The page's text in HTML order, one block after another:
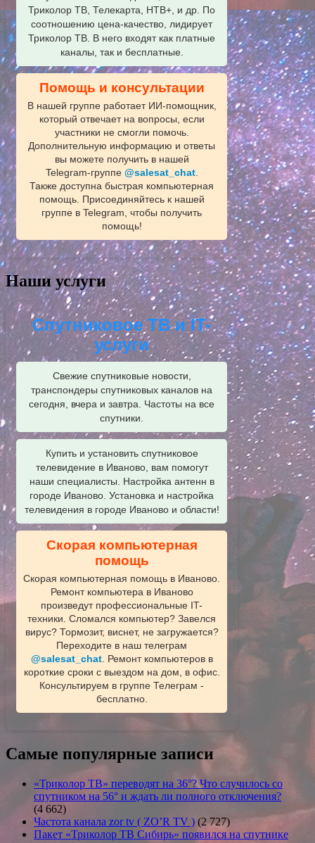
Триколор ТВ, Телекарта, НТВ+, и др. По
соотношению цена-качество, лидирует
Триколор ТВ. В него входят как платные
каналы, так и бесплатные.
Помощь и консультации
В нашей группе работает ИИ‑помощник,
который отвечает на вопросы, если
участники не смогли помочь.
Дополнительную информацию и ответы
вы можете получить в нашей
Telegram‑группе @salesat_chat.
Также доступна быстрая компьютерная
помощь. Присоединяйтесь к нашей
группе в Telegram, чтобы получить
помощь!
Наши услуги
Спутниковое ТВ и IT-
услуги
Свежие спутниковые новости,
транспондеры спутниковых каналов на
сегодня, вчера и завтра. Частоты на все
спутники.
Купить и установить спутниковое
телевидение в Иваново, вам помогут
наши специалисты. Настройка антенн в
городе Иваново. Установка и настройка
телевидения в городе Иваново и области!
Скорая компьютерная
помощь
Скорая компьютерная помощь в Иваново.
Ремонт компьютера в Иваново
произведут профессиональные IT-
техники. Сломался компьютер? Завелся
вирус? Тормозит, виснет, не загружается?
Переходите в наш телеграм
@salesat_chat. Ремонт компьютеров в
короткие сроки с выездом на дом, в офис.
Консультируем в группе Телеграм -
бесплатно.
Самые популярные записи
«Триколор ТВ» переводят на 36°? Что случилось со
спутником на 56° и ждать ли полного отключения?
(4 662)
Частота канала zor tv ( ZO’R TV ) (2 727)
Пакет «Триколор ТВ Сибирь» появился на спутнике